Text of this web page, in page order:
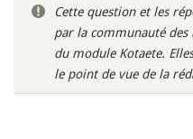
Cette question et les
par la communauté des
du module Kotaete.
le point de vue de la